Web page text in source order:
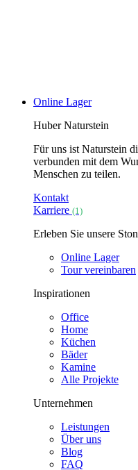
Online Lager
Huber Naturstein
Für uns ist Naturstein
verbunden mit dem
Menschen zu teilen.
Kontakt
Karriere (1)
Erleben Sie unsere
Online Lager
Tour vereinbaren
Inspirationen
Office
Home
Küchen
Bäder
Kamine
Alle Projekte
Unternehmen
Leistungen
Über uns
Blog
FAQ